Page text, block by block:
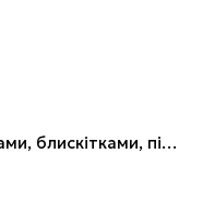
Нічник Різдвяний ліхтар із фігурами, блискітками, підсвіткою й музикою (від мережі, 3*AAA) 19см 2